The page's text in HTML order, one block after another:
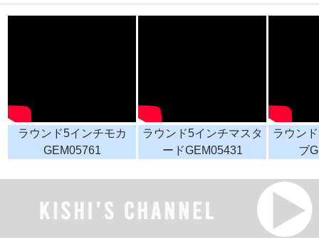
ラウンド5インチモカ
GEM05761
ラウンド5インチマスタ
ードGEM05431
ラウン
ブ